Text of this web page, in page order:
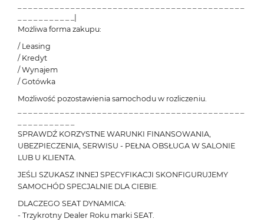
Możliwa forma zakupu:
/ Leasing
/ Kredyt
/ Wynajem
/ Gotówka
Możliwość pozostawienia samochodu w rozliczeniu.
SPRAWDŹ KORZYSTNE WARUNKI FINANSOWANIA,
UBEZPIECZENIA, SERWISU - PEŁNA OBSŁUGA W SALONIE
LUB U KLIENTA.
JEŚLI SZUKASZ INNEJ SPECYFIKACJI SKONFIGURUJEMY
SAMOCHÓD SPECJALNIE DLA CIEBIE.
DLACZEGO SEAT DYNAMICA:
- Trzykrotny Dealer Roku marki SEAT.